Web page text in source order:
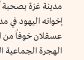
مدينة غزة
إخوانه اليهود في
عسقلان خوفاً من
الهجرة الجماعية